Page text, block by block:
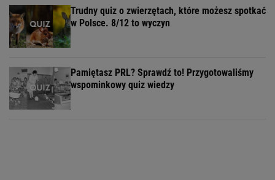
Trudny quiz o zwierzętach, które możesz spotkać
w Polsce. 8/12 to wyczyn
Pamiętasz PRL? Sprawdź to! Przygotowaliśmy
wspominkowy quiz wiedzy